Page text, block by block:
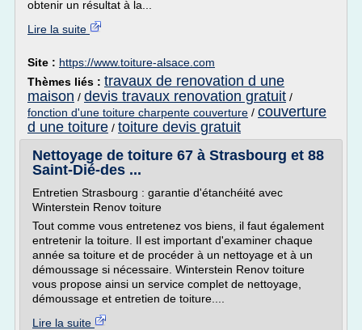
obtenir un résultat à la...
Lire la suite
Site : https://www.toiture-alsace.com
Thèmes liés : travaux de renovation d une
maison / devis travaux renovation gratuit /
fonction d'une toiture charpente couverture / couverture
d une toiture / toiture devis gratuit
Nettoyage de toiture 67 à Strasbourg et 88
Saint-Dié-des ...
Entretien Strasbourg : garantie d'étanchéité avec
Winterstein Renov toiture
Tout comme vous entretenez vos biens, il faut également
entretenir la toiture. Il est important d'examiner chaque
année sa toiture et de procéder à un nettoyage et à un
démoussage si nécessaire. Winterstein Renov toiture
vous propose ainsi un service complet de nettoyage,
démoussage et entretien de toiture....
Lire la suite